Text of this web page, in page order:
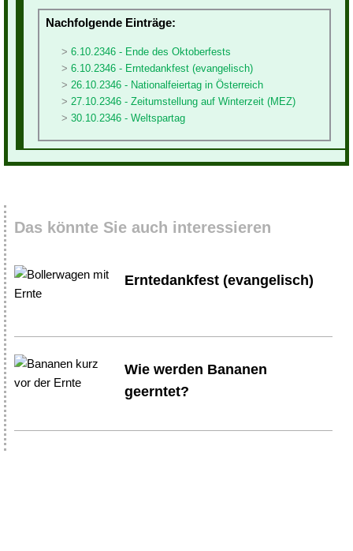
Nachfolgende Einträge:
6.10.2346 - Ende des Oktoberfests
6.10.2346 - Erntedankfest (evangelisch)
26.10.2346 - Nationalfeiertag in Österreich
27.10.2346 - Zeitumstellung auf Winterzeit (MEZ)
30.10.2346 - Weltspartag
Das könnte Sie auch interessieren
Erntedankfest (evangelisch)
Wie werden Bananen
geerntet?